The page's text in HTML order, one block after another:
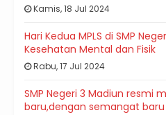
Kamis, 18 Jul 2024
Hari Kedua MPLS di SMP
Kesehatan Mental dan Fisik
Rabu, 17 Jul 2024
SMP Negeri 3 Madiun resmi
baru,dengan semangat baru